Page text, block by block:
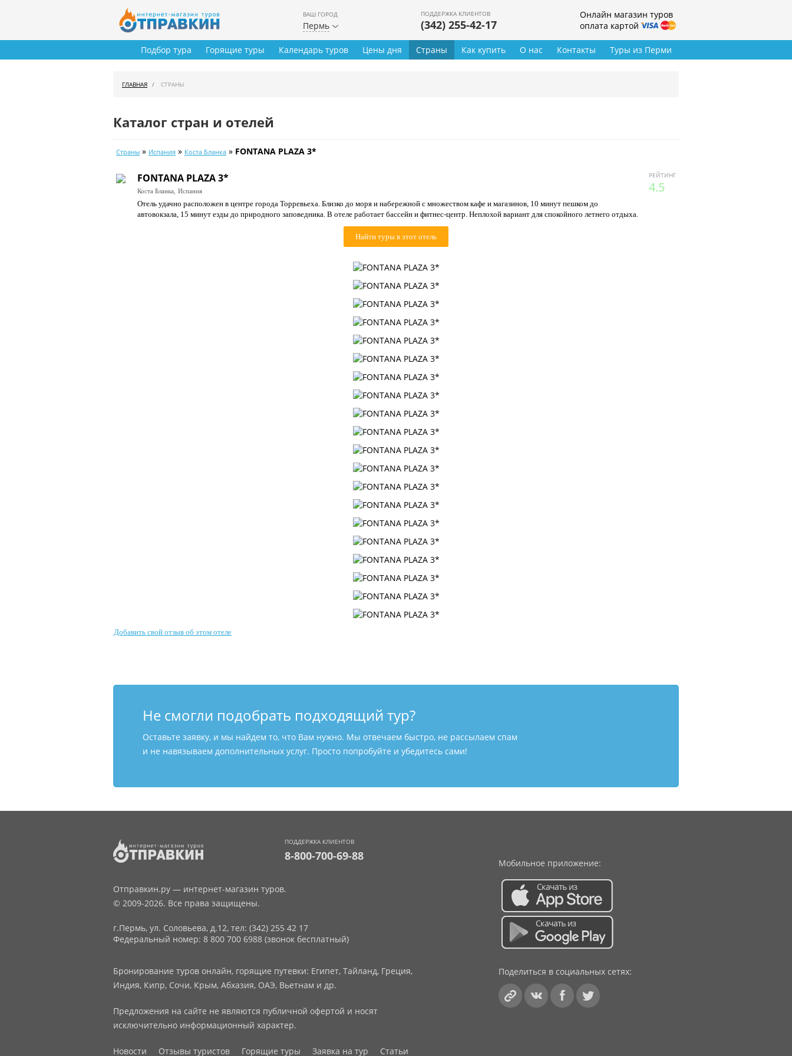
ВАШ ГОРОД
Пермь
ПОДДЕРЖКА КЛИЕНТОВ
(342) 255-42-17
Онлайн магазин туров
оплата картой
Туры из Перми
Подбор тура Горящие туры Календарь туров Цены дня Страны Как купить О нас Контакты
ГЛАВНАЯ СТРАНЫ
Каталог стран и отелей
Страны » Испания » Коста Бланка » FONTANA PLAZA 3*
РЕЙТИНГ
4.5
FONTANA PLAZA 3*
Коста Бланка, Испания
Отель удачно расположен в центре города Торревьеха. Близко до моря и набережной с множеством кафе и магазинов, 10 минут пешком до
автовокзала, 15 минут езды до природного заповедника. В отеле работает бассейн и фитнес-центр. Неплохой вариант для спокойного летнего отдыха.
Найти туры в этот отель
Добавить свой отзыв об этом отеле
Не смогли подобрать подходящий тур?
Оставьте заявку, и мы найдем то, что Вам нужно. Мы отвечаем быстро, не рассылаем спам
и не навязываем дополнительных услуг. Просто попробуйте и убедитесь сами!
ПОДДЕРЖКА КЛИЕНТОВ
8-800-700-69-88
Отправкин.ру — интернет-магазин туров.
© 2009-2026. Все права защищены.
г.Пермь, ул. Соловьева, д.12, тел: (342) 255 42 17
Федеральный номер: 8 800 700 6988 (звонок бесплатный)
Бронирование туров онлайн, горящие путевки: Египет, Тайланд, Греция,
Индия, Кипр, Сочи, Крым, Абхазия, ОАЭ, Вьетнам и др.
Предложения на сайте не являются публичной офертой и носят
исключительно информационный характер.
Новости Отзывы туристов Горящие туры Заявка на тур Статьи
Мобильное приложение:
Поделиться в социальных сетях: